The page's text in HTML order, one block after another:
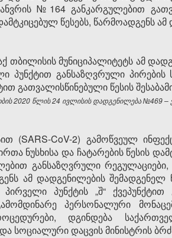
№164 განკარგულებით
წესებს, წარმოადგენს
თბილისის მუნიციპალიტეტს ამ
პუნქტით განსაზღვრული პირების
გათვალისწინებული წესის
2020 წლის 24 ივლისის დადგენილება №469 –
(SARS-CoV-2) გამოწვეულ
ნუსხისა და ჩატარების წესის
განსაზღვრული
ამ დადგენილების
პუნქტის „შ“
პერსონალური
დგინდება
სოციალური დაცვის მინისტრის